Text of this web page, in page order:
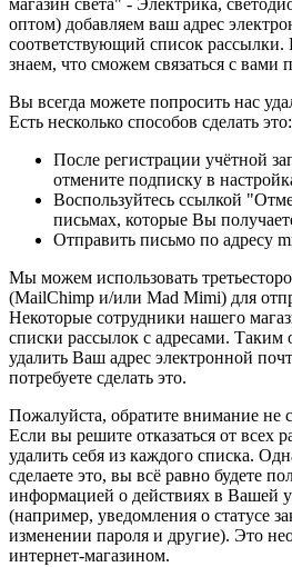
магазин света" - Электрика,
оптом) добавляем ваш адрес
соответствующий список
знаем, что сможем связаться с вами
Вы всегда можете попросить нас
Есть несколько способов сделать это:
После регистрации учётной
отмените подписку в
Воспользуйтесь ссылкой
письмах, которые Вы
Отправить письмо по адресу
Мы можем использовать
(MailChimp и/или Mad Mimi) для
Некоторые сотрудники нашего
списки рассылок с адресами. Таким
удалить Ваш адрес электронной
потребуете сделать это.
Пожалуйста, обратите внимание не
Если вы решите отказаться от всех
удалить себя из каждого списка.
сделаете это, вы всё равно будете
информацией о действиях в Вашей
(например, уведомления о статусе
изменении пароля и другие). Это
интернет-магазином.